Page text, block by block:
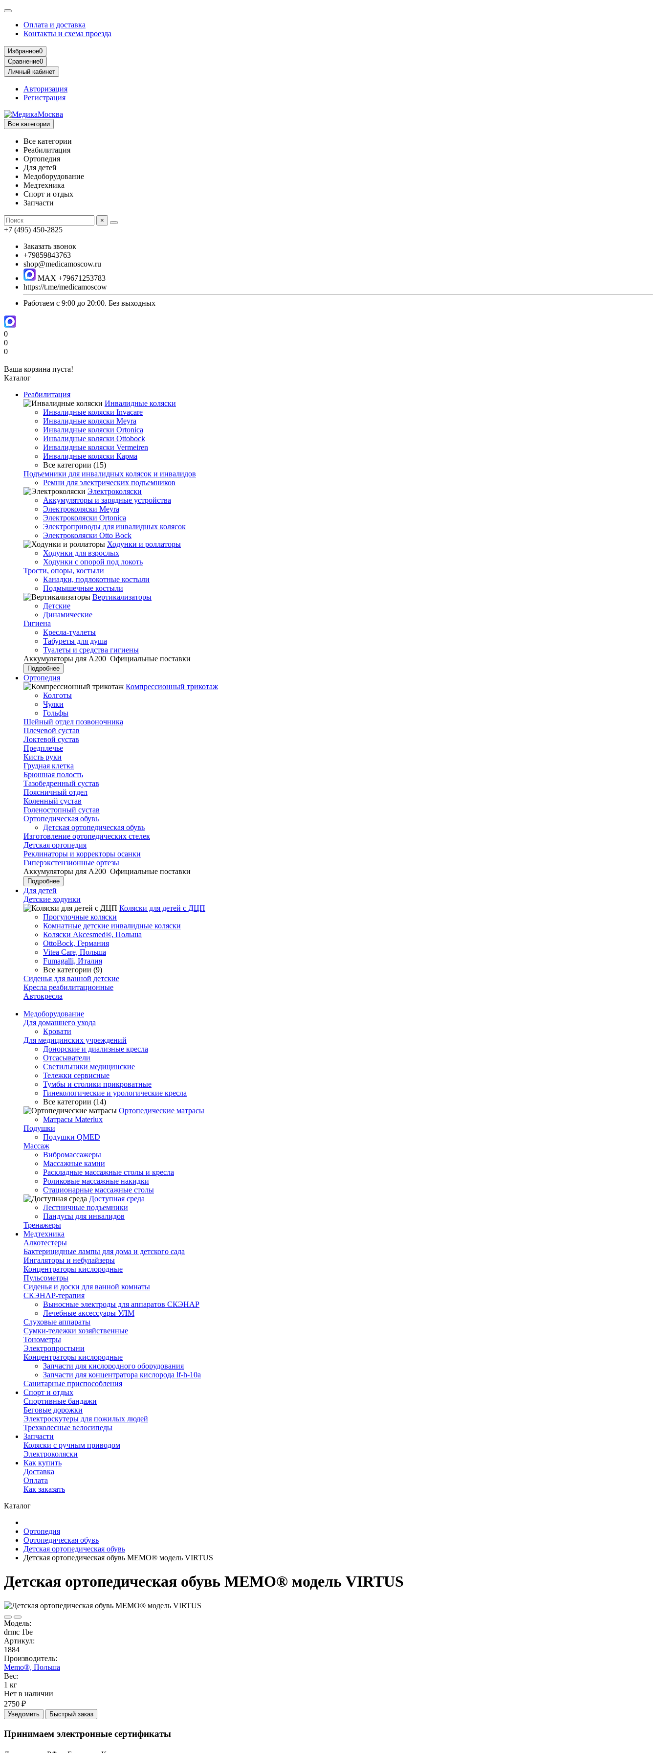
Оплата и доставка
Контакты и схема проезда
Избранное0
Сравнение0
Личный кабинет
Авторизация
Регистрация
Все категории
Все категории
Реабилитация
Ортопедия
Для детей
Медоборудование
Mедтехника
Спорт и отдых
Запчасти
×
+7 (495) 450-2825
Заказать звонок
+79859843763
shop@medicamoscow.ru
MAX +79671253783
https://t.me/medicamoscow
Работаем с 9:00 до 20:00. Без выходных
0
0
0
Ваша корзина пуста!
Каталог
Реабилитация
Инвалидные коляски
Инвалидные коляски Invacare
Инвалидные коляски Meyra
Инвалидные коляски Ortonica
Инвалидные коляски Ottobock
Инвалидные коляски Vermeiren
Инвалидные коляски Карма
Все категории (15)
Подъемники для инвалидных колясок и инвалидов
Ремни для электрических подъемников
Электроколяски
Аккумуляторы и зарядные устройства
Электроколяски Meyra
Электроколяски Ortonica
Электроприводы для инвалидных колясок
Электроколяски Otto Bock
Ходунки и роллаторы
Ходунки для взрослых
Ходунки с опорой под локоть
Трости, опоры, костыли
Канадки, подлокотные костыли
Подмышечные костыли
Вертикализаторы
Детские
Динамические
Гигиена
Кресла-туалеты
Табуреты для душа
Туалеты и средства гигиены
Аккумуляторы для А200 Официальные поставки
Подробнее
Ортопедия
Компрессионный трикотаж
Колготы
Чулки
Гольфы
Шейный отдел позвоночника
Плечевой сустав
Локтевой сустав
Предплечье
Кисть руки
Грудная клетка
Брюшная полость
Тазобедренный сустав
Поясничный отдел
Коленный сустав
Голеностопный сустав
Ортопедическая обувь
Детская ортопедическая обувь
Изготовление ортопедических стелек
Детская ортопедия
Реклинаторы и корректоры осанки
Гиперэкстензионные ортезы
Аккумуляторы для А200 Официальные поставки
Подробнее
Для детей
Детские ходунки
Коляски для детей с ДЦП
Прогулочные коляски
Комнатные детские инвалидные коляски
Коляски Akcesmed®, Польша
OttoBock, Германия
Vitea Care, Польша
Fumagalli, Италия
Все категории (9)
Сиденья для ванной детские
Кресла реабилитационные
Автокресла
Медоборудование
Для домашнего ухода
Кровати
Для медицинских учреждений
Донорские и диализные кресла
Отсасыватели
Светильники медицинские
Тележки сервисные
Тумбы и столики прикроватные
Гинекологические и урологические кресла
Все категории (14)
Ортопедические матрасы
Матрасы Materlux
Подушки
Подушки QMED
Массаж
Вибромассажеры
Массажные камни
Раскладные массажные столы и кресла
Роликовые массажные накидки
Стационарные массажные столы
Доступная среда
Лестничные подъемники
Пандусы для инвалидов
Тренажеры
Mедтехника
Алкотестеры
Бактерицидные лампы для дома и детского сада
Ингаляторы и небулайзеры
Концентраторы кислородные
Пульсометры
Сиденья и доски для ванной комнаты
СКЭНАР-терапия
Выносные электроды для аппаратов СКЭНАР
Лечебные аксессуары УЛМ
Слуховые аппараты
Сумки-тележки хозяйственные
Тонометры
Электропростыни
Концентраторы кислородные
Запчасти для кислородного оборудования
Запчасти для концентратора кислорода lf-h-10a
Санитарные приспособления
Спорт и отдых
Спортивные бандажи
Беговые дорожки
Электроскутеры для пожилых людей
Трехколесные велосипеды
Запчасти
Коляски с ручным приводом
Электроколяски
Как купить
Доставка
Оплата
Как заказать
Каталог
Ортопедия
Ортопедическая обувь
Детская ортопедическая обувь
Детская ортопедическая обувь MEMO® модель VIRTUS
Детская ортопедическая обувь MEMO® модель VIRTUS
Модель:
drmc 1be
Артикул:
1884
Производитель:
Memo®, Польша
Вес:
1 кг
Нет в наличии
2750 ₽
Уведомить Быстрый заказ
Принимаем электронные сертификаты